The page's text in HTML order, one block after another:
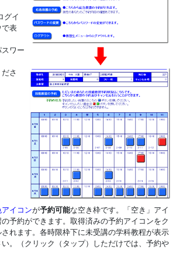
グイ
で表
ワー
さ
アイコンが予約可能な空き枠です。「空き」アイ
予約ができます。取得済みの予約アイコンをク
れます。各時限枠下に未受講の学科教程が表示
。（クリック（タップ）しただけでは、予約や